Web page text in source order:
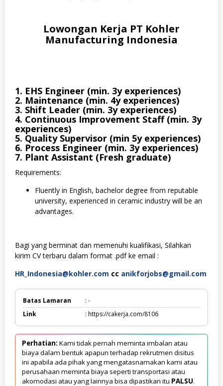
Lowongan Kerja PT Kohler
Manufacturing Indonesia
1. EHS Engineer (min. 3y experiences)
2. Maintenance (min. 4y experiences)
3. Shift Leader (min. 3y experiences)
4. Continuous Improvement Staff (min. 3y
experiences)
5. Quality Supervisor (min 5y experiences)
6. Process Engineer (min. 3y experiences)
7. Plant Assistant (Fresh graduate)
Requirements:
Fluently in English, bachelor degree from reputable
university, experienced in ceramic industry will be an
advantages.
Bagi yang berminat dan memenuhi kualifikasi, Silahkan
kirim CV terbaru dalam format .pdf ke email :
HR_Indonesia@kohler.com cc anikforjobs@gmail.com
Batas Lamaran
: -
Link
: https://cakerja.com/8106
Perhatian: Kami tidak pernah meminta imbalan atau
biaya dalam bentuk apapun terhadap rekrutmen disitus
ini apabila ada pihak yang mengatasnamakan kami atau
perusahaan meminta biaya seperti transportasi atau
akomodasi atau yang lainnya bisa dipastikan itu PALSU.